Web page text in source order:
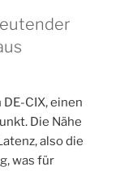
CIX, einen
Die Nähe
also die
was für